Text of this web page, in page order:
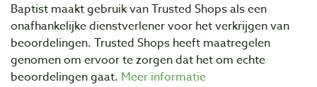
Baptist maakt gebruik van Trusted Shops als een
onafhankelijke dienstverlener voor het verkrijgen van
beoordelingen. Trusted Shops heeft maatregelen
genomen om ervoor te zorgen dat het om echte
beoordelingen gaat. Meer informatie